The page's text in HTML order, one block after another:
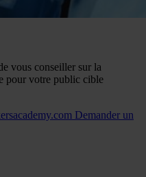
vous conseiller sur la
pour votre public cible
Demander un